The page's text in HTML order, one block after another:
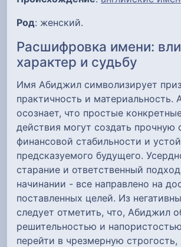
Род: женский.
Расшифровка имени:
характер и судьбу
Имя Абиджил символизирует
практичность и материальность.
осознает, что простые
действия могут создать прочную
финансовой стабильности и
предсказуемого будущего.
старание и ответственный
начинании - все направлено на
поставленных целей. Из
следует отметить, что, Абиджил
решительностью и
перейти в чрезмерную